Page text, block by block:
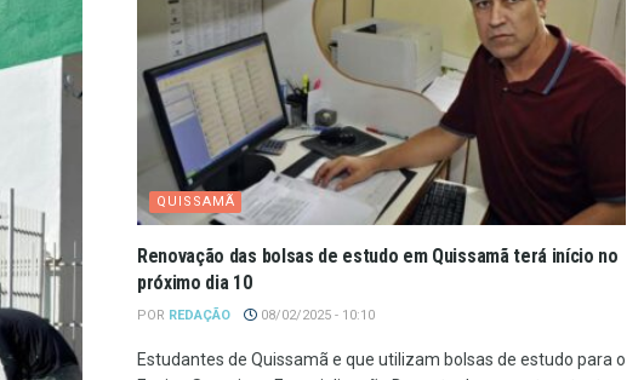
QUISSAMÃ
Renovação das bolsas de estudo em Quissamã terá início no
próximo dia 10
POR REDAÇÃO 08/02/2025 - 10:10
Estudantes de Quissamã e que utilizam bolsas de estudo para o